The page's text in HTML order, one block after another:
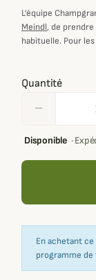
L’équipe
Meindl, de prendre
habituelle. Pour
Quantité
remove
Disponible·
En achetant
programme